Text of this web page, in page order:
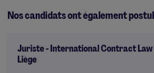
Nos candidats ont également
Juriste - International Contract Law
Liège